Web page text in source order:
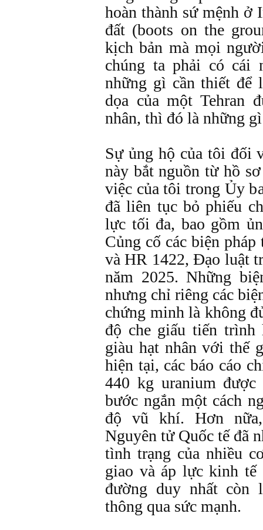
hoàn thành sứ mệnh ở
đất (boots on the
kịch bản mà mọi
chúng ta phải có cái
những gì cần thiết để
dọa của một Tehran
nhân, thì đó là những
Sự ủng hộ của tôi đối
này bắt nguồn từ hồ
việc của tôi trong Ủy
đã liên tục bỏ phiếu
lực tối đa, bao gồm
Củng cố các biện
và HR 1422, Đạo luật
năm 2025. Những
nhưng chỉ riêng các
chứng minh là không
độ che giấu tiến
giàu hạt nhân với thế
hiện tại, các báo cáo
440 kg uranium
bước ngắn một cách
độ vũ khí. Hơn
Nguyên tử Quốc tế đã
tình trạng của nhiều
giao và áp lực kinh tế
đường duy nhất còn
thông qua sức mạnh.